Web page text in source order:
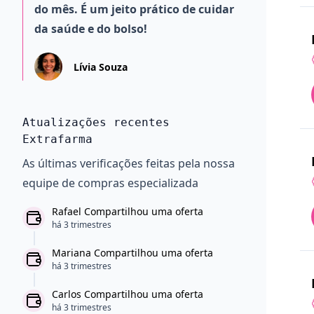
do mês. É um jeito prático de cuidar
da saúde e do bolso!
Lívia Souza
Atualizações recentes
Extrafarma
As últimas verificações feitas pela nossa
equipe de compras especializada
Rafael Compartilhou uma oferta
há 3 trimestres
Mariana Compartilhou uma oferta
há 3 trimestres
Carlos Compartilhou uma oferta
há 3 trimestres